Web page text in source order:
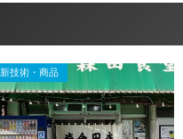
新技術・商品